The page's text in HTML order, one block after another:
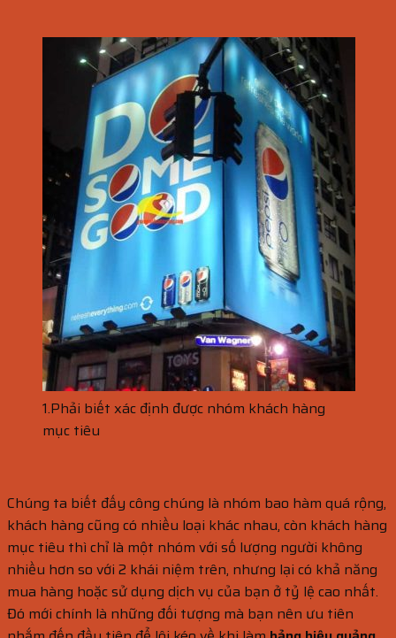
1.Phải biết xác định được nhóm khách hàng
mục tiêu
Chúng ta biết đấy công chúng là nhóm bao hàm quá rộng,
khách hàng cũng có nhiều loại khác nhau, còn khách hàng
mục tiêu thì chỉ là một nhóm với số lượng người không
nhiều hơn so với 2 khái niệm trên, nhưng lại có khả năng
mua hàng hoặc sử dụng dịch vụ của bạn ở tỷ lệ cao nhất.
Đó mới chính là những đối tượng mà bạn nên ưu tiên